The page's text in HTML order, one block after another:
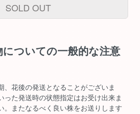
SOLD OUT
ついての一般的な注意
花後の発送となることがございま
った発送時の状態指定はお受け出来ま
。またなるべく良い株をお送りします